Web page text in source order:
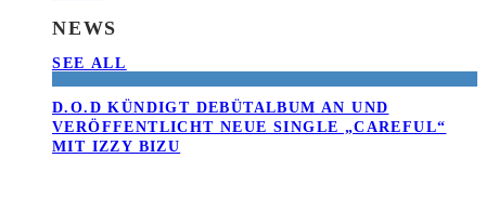
NEWS
SEE ALL
D.O.D KÜNDIGT DEBÜTALBUM AN UND
VERÖFFENTLICHT NEUE SINGLE „CAREFUL“
MIT IZZY BIZU